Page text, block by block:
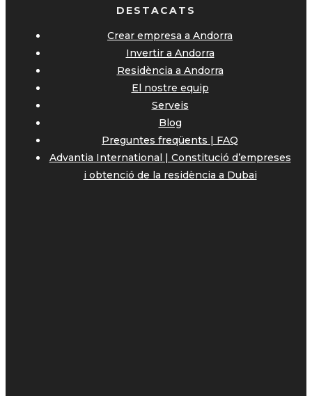
DESTACATS
Crear empresa a Andorra
Invertir a Andorra
Residència a Andorra
El nostre equip
Serveis
Blog
Preguntes freqüents | FAQ
Advantia International | Constitució d’empreses
i obtenció de la residència a Dubai